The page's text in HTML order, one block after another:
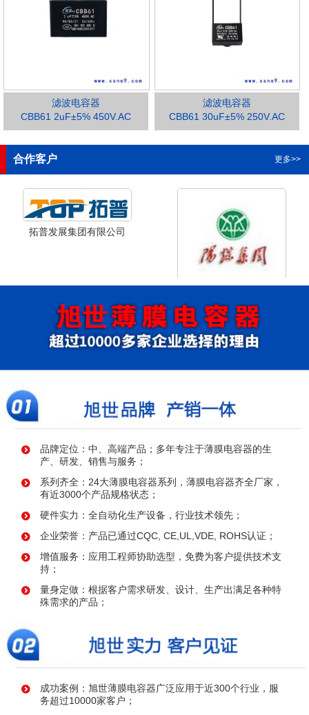
滤波电容器
CBB61 2uF±5% 450V.AC
滤波电容器
CBB61 30uF±5% 250V.AC
合作客户 更多>>
拓普发展集团有限公司
山西省阳泉市阳泉煤业集团
品牌定位：中、高端产品；多年专注于薄膜电容器的生
产、研发、销售与服务；
系列齐全：24大薄膜电容器系列，薄膜电容器齐全厂家，
有近3000个产品规格状态；
硬件实力：全自动化生产设备，行业技术领先；
企业荣誉：产品已通过CQC, CE,UL,VDE, ROHS认证；
增值服务：应用工程师协助选型，免费为客户提供技术支
持；
量身定做：根据客户需求研发、设计、生产出满足各种特
殊需求的产品；
成功案例：旭世薄膜电容器广泛应用于近300个行业，服
务超过10000家客户；